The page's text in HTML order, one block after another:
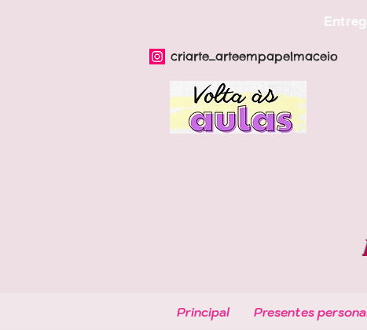
criarte_arteempapelmaceio
Principal Presentes